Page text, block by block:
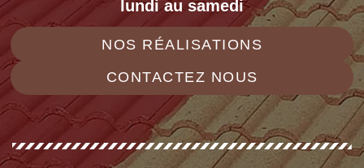
lundi au samedi
NOS RÉALISATIONS
CONTACTEZ NOUS